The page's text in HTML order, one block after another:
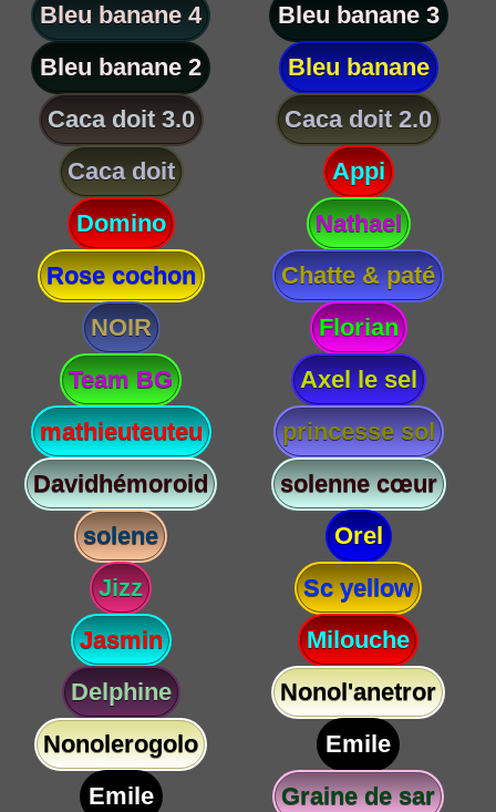
Bleu banane 4
Bleu banane 3
Bleu banane 2
Bleu banane
Caca doit 3.0
Caca doit 2.0
Caca doit
Appi
Domino
Nathael
Rose cochon
Chatte & paté
NOIR
Florian
Team BG
Axel le sel
mathieuteuteu
princesse sol
Davidhémoroid
solenne cœur
solene
Orel
Jizz
Sc yellow
Jasmin
Milouche
Delphine
Nonol'anetror
Nonolerogolo
Emile
Emile
Graine de sar